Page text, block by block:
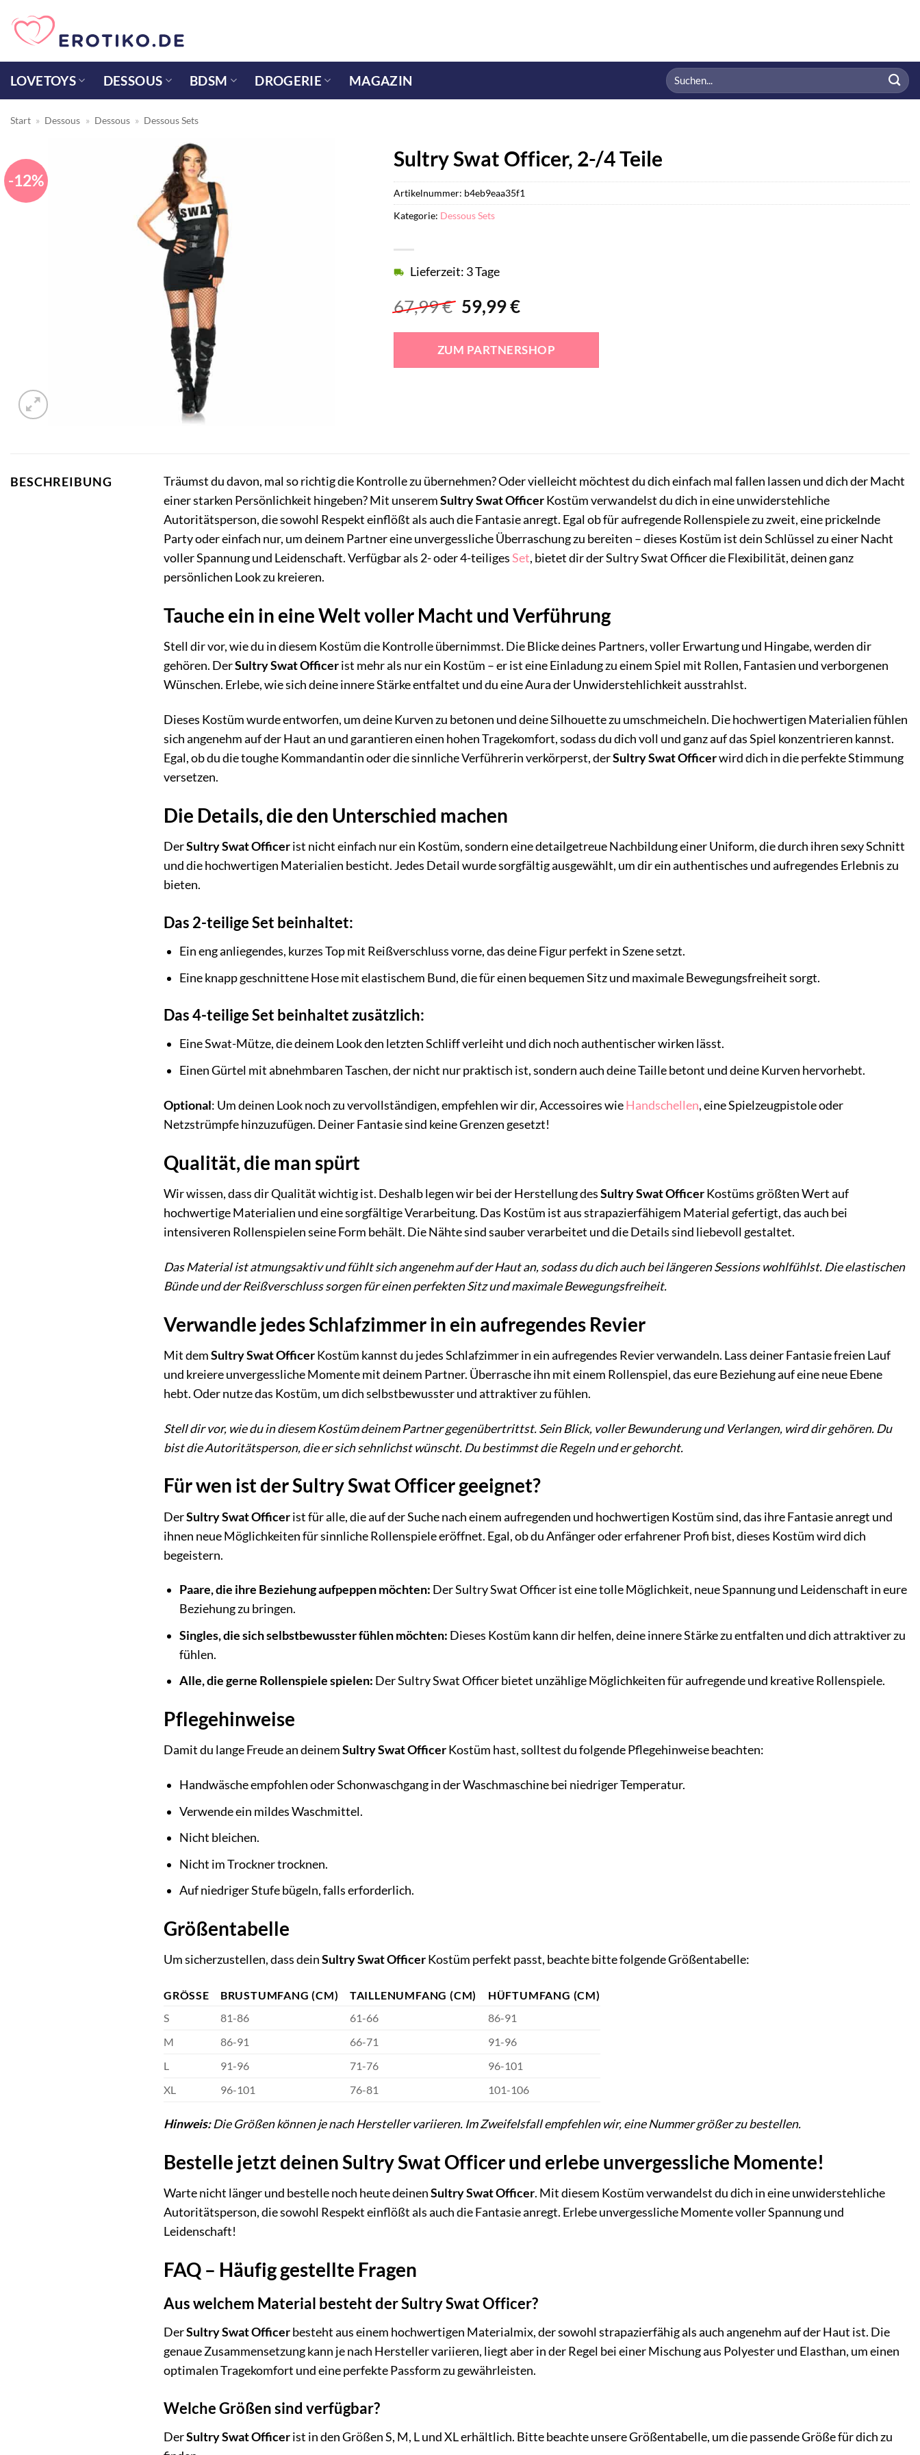
Inhalt
springen
LOVETOYS DESSOUS BDSM DROGERIE MAGAZIN
Suchen
nach:
Start » Dessous » Dessous » Dessous Sets
-12%
Sultry Swat Officer, 2-/4 Teile
67,99€ Ursprünglicher
Preis
war:
67,99 €
59,99€Aktueller
ist:
59,99 €.
Lieferzeit: 3 Tage
ZUM PARTNERSHOP
Artikelnummer: b4eb9eaa35f1
Kategorie: Dessous Sets
BESCHREIBUNG
Träumst du davon, mal so richtig die Kontrolle zu übernehmen? Oder vielleicht möchtest du dich einfach mal fallen lassen und dich der Macht
einer starken Persönlichkeit hingeben? Mit unseremSultry Swat OfficerKostüm verwandelst du dich in eine unwiderstehliche
Autoritätsperson, die sowohl Respekt einflößt als auch die Fantasie anregt. Egal ob für aufregende Rollenspiele zu zweit, eine prickelnde
Party oder einfach nur, um deinem Partner eine unvergessliche Überraschung zu bereiten – dieses Kostüm ist dein Schlüssel zu einer Nacht
voller Spannung und Leidenschaft. Verfügbar als 2- oder 4-teiligesSet, bietet dir der Sultry Swat Officer die Flexibilität, deinen ganz
persönlichen Look zu kreieren.
Tauche ein in eine Welt voller Macht und Verführung
Stell dir vor, wie du in diesem Kostüm die Kontrolle übernimmst. Die Blicke deines Partners, voller Erwartung und Hingabe, werden dir
gehören. DerSultry Swat Officerist mehr als nur ein Kostüm – er ist eine Einladung zu einem Spiel mit Rollen, Fantasien und verborgenen
Wünschen. Erlebe, wie sich deine innere Stärke entfaltet und du eine Aura der Unwiderstehlichkeit ausstrahlst.
Dieses Kostüm wurde entworfen, um deine Kurven zu betonen und deine Silhouette zu umschmeicheln. Die hochwertigen Materialien fühlen
sich angenehm auf der Haut an und garantieren einen hohen Tragekomfort, sodass du dich voll und ganz auf das Spiel konzentrieren kannst.
Egal, ob du die toughe Kommandantin oder die sinnliche Verführerin verkörperst, derSultry Swat Officerwird dich in die perfekte Stimmung
versetzen.
Die Details, die den Unterschied machen
DerSultry Swat Officerist nicht einfach nur ein Kostüm, sondern eine detailgetreue Nachbildung einer Uniform, die durch ihren sexy Schnitt
und die hochwertigen Materialien besticht. Jedes Detail wurde sorgfältig ausgewählt, um dir ein authentisches und aufregendes Erlebnis zu
bieten.
Das 2-teilige Set beinhaltet:
Ein eng anliegendes, kurzes Top mit Reißverschluss vorne, das deine Figur perfekt in Szene setzt.
Eine knapp geschnittene Hose mit elastischem Bund, die für einen bequemen Sitz und maximale Bewegungsfreiheit sorgt.
Das 4-teilige Set beinhaltet zusätzlich:
Eine Swat-Mütze, die deinem Look den letzten Schliff verleiht und dich noch authentischer wirken lässt.
Einen Gürtel mit abnehmbaren Taschen, der nicht nur praktisch ist, sondern auch deine Taille betont und deine Kurven hervorhebt.
Optional: Um deinen Look noch zu vervollständigen, empfehlen wir dir, Accessoires wieHandschellen, eine Spielzeugpistole oder
Netzstrümpfe hinzuzufügen. Deiner Fantasie sind keine Grenzen gesetzt!
Qualität, die man spürt
Wir wissen, dass dir Qualität wichtig ist. Deshalb legen wir bei der Herstellung desSultry Swat OfficerKostüms größten Wert auf
hochwertige Materialien und eine sorgfältige Verarbeitung. Das Kostüm ist aus strapazierfähigem Material gefertigt, das auch bei
intensiveren Rollenspielen seine Form behält. Die Nähte sind sauber verarbeitet und die Details sind liebevoll gestaltet.
Das Material ist atmungsaktiv und fühlt sich angenehm auf der Haut an, sodass du dich auch bei längeren Sessions wohlfühlst. Die elastischen
Bünde und der Reißverschluss sorgen für einen perfekten Sitz und maximale Bewegungsfreiheit.
Verwandle jedes Schlafzimmer in ein aufregendes Revier
Mit demSultry Swat OfficerKostüm kannst du jedes Schlafzimmer in ein aufregendes Revier verwandeln. Lass deiner Fantasie freien Lauf
und kreiere unvergessliche Momente mit deinem Partner. Überrasche ihn mit einem Rollenspiel, das eure Beziehung auf eine neue Ebene
hebt. Oder nutze das Kostüm, um dich selbstbewusster und attraktiver zu fühlen.
Stell dir vor, wie du in diesem Kostüm deinem Partner gegenübertrittst. Sein Blick, voller Bewunderung und Verlangen, wird dir gehören. Du
bist die Autoritätsperson, die er sich sehnlichst wünscht. Du bestimmst die Regeln und er gehorcht.
Für wen ist der Sultry Swat Officer geeignet?
DerSultry Swat Officerist für alle, die auf der Suche nach einem aufregenden und hochwertigen Kostüm sind, das ihre Fantasie anregt und
ihnen neue Möglichkeiten für sinnliche Rollenspiele eröffnet. Egal, ob du Anfänger oder erfahrener Profi bist, dieses Kostüm wird dich
begeistern.
Paare, die ihre Beziehung aufpeppen möchten: Der Sultry Swat Officer ist eine tolle Möglichkeit, neue Spannung und Leidenschaft in eure
Beziehung zu bringen.
Singles, die sich selbstbewusster fühlen möchten: Dieses Kostüm kann dir helfen, deine innere Stärke zu entfalten und dich attraktiver zu
fühlen.
Alle, die gerne Rollenspiele spielen: Der Sultry Swat Officer bietet unzählige Möglichkeiten für aufregende und kreative Rollenspiele.
Pflegehinweise
Damit du lange Freude an deinemSultry Swat OfficerKostüm hast, solltest du folgende Pflegehinweise beachten:
Handwäsche empfohlen oder Schonwaschgang in der Waschmaschine bei niedriger Temperatur.
Verwende ein mildes Waschmittel.
Nicht bleichen.
Nicht im Trockner trocknen.
Auf niedriger Stufe bügeln, falls erforderlich.
Größentabelle
Um sicherzustellen, dass deinSultry Swat OfficerKostüm perfekt passt, beachte bitte folgende Größentabelle:
GRÖSSE BRUSTUMFANG (CM) TAILLENUMFANG (CM)
HÜFTUMFANG (CM)
S
81-86 61-66
86-91
M
86-91 66-71
91-96
L
91-96 71-76
96-101
XL
96-101 76-81 101-106
Hinweis:Die Größen können je nach Hersteller variieren. Im Zweifelsfall empfehlen wir, eine Nummer größer zu bestellen.
Bestelle jetzt deinen Sultry Swat Officer und erlebe unvergessliche Momente!
Warte nicht länger und bestelle noch heute deinenSultry Swat Officer. Mit diesem Kostüm verwandelst du dich in eine unwiderstehliche
Autoritätsperson, die sowohl Respekt einflößt als auch die Fantasie anregt. Erlebe unvergessliche Momente voller Spannung und
Leidenschaft!
FAQ – Häufig gestellte Fragen
Aus welchem Material besteht der Sultry Swat Officer?
DerSultry Swat Officerbesteht aus einem hochwertigen Materialmix, der sowohl strapazierfähig als auch angenehm auf der Haut ist. Die
genaue Zusammensetzung kann je nach Hersteller variieren, liegt aber in der Regel bei einer Mischung aus Polyester und Elasthan, um einen
optimalen Tragekomfort und eine perfekte Passform zu gewährleisten.
Welche Größen sind verfügbar?
DerSultry Swat Officerist in den Größen S, M, L und XL erhältlich. Bitte beachte unsere Größentabelle, um die passende Größe für dich zu